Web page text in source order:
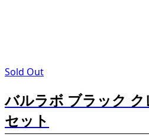
Sold Out
バルラボ ブラック
セット